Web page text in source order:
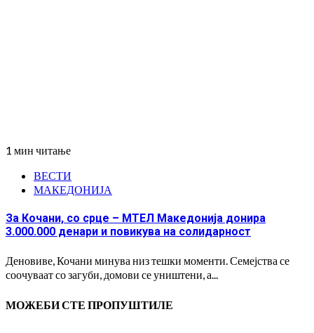
1 мин читање
ВЕСТИ
МАКЕДОНИЈА
За Кочани, со срце – МТЕЛ Македонија донира
3.000.000 денари и повикува на солидарност
Деновиве, Кочани минува низ тешки моменти. Семејства се
соочуваат со загуби, домови се уништени, а...
МОЖЕБИ СТЕ ПРОПУШТИЛЕ